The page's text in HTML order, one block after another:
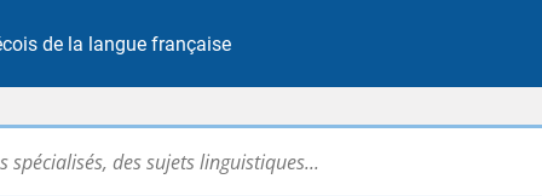
de la langue française
Rechercher dans tout le site